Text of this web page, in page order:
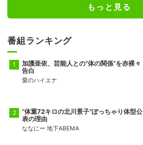
もっと見る
番組ランキング
加護亜依、芸能人との“体の関係”を赤裸々
告白
愛のハイエナ
“体重72キロの北川景子”ぽっちゃり体型公
表の理由
ななにー 地下ABEMA